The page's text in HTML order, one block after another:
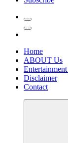
Home
ABOUT Us
Disclaimer
Contact